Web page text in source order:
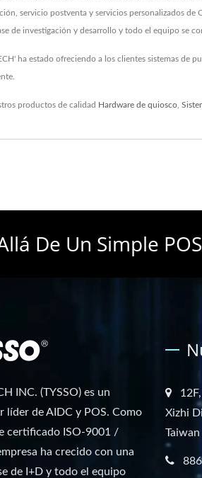
servicio postventa y servicios personalizados
de investigación y desarrollo y todo el equipo se
ha estado ofreciendo a los clientes sistemas de
productos de calidad Hardware de quiosco
De Un Simple
INC. (TYSSO) es un
líder de AIDC y POS. Como
certificado ISO-9001 /
ha crecido con una
de I+D y todo el equipo
Xizhi
Taiwan